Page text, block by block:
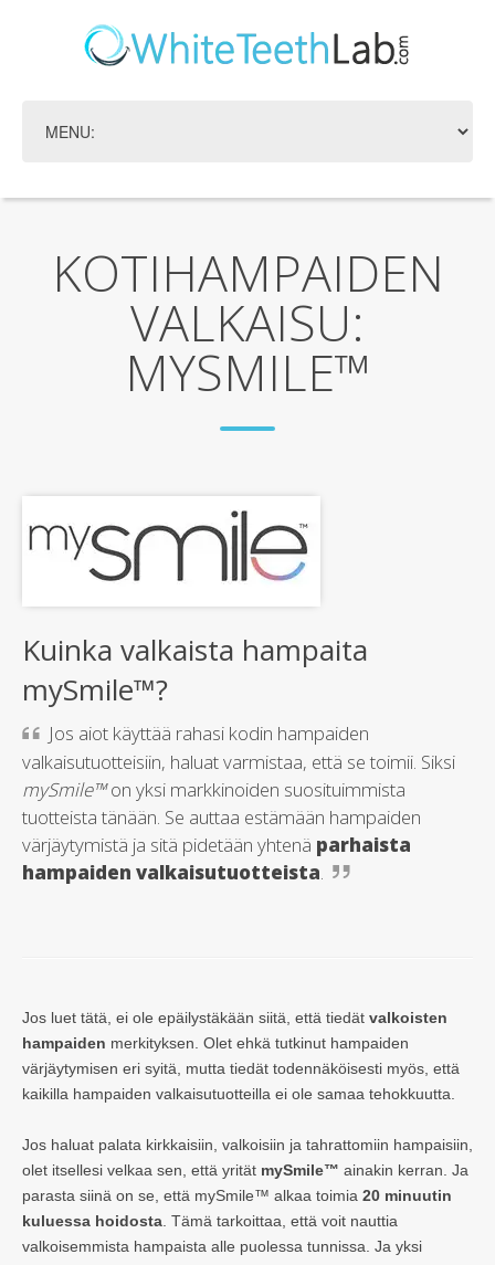
KOTIHAMPAIDEN
VALKAISU:
MYSMILE™
Kuinka valkaista hampaita
mySmile™?
Jos aiot käyttää rahasi kodin hampaiden
valkaisutuotteisiin, haluat varmistaa, että se toimii. Siksi
mySmile™on yksi markkinoiden suosituimmista
tuotteista tänään. Se auttaa estämään hampaiden
värjäytymistä ja sitä pidetään yhtenä parhaista
hampaiden valkaisutuotteista.
Jos luet tätä, ei ole epäilystäkään siitä, että tiedät valkoisten
hampaiden merkityksen. Olet ehkä tutkinut hampaiden
värjäytymisen eri syitä, mutta tiedät todennäköisesti myös, että
kaikilla hampaiden valkaisutuotteilla ei ole samaa tehokkuutta.
Jos haluat palata kirkkaisiin, valkoisiin ja tahrattomiin hampaisiin,
olet itsellesi velkaa sen, että yrität mySmile™ ainakin kerran. Ja
parasta siinä on se, että mySmile™ alkaa toimia 20 minuutin
kuluessa hoidosta . Tämä tarkoittaa, että voit nauttia
valkoisemmista hampaista alle puolessa tunnissa. Ja yksi